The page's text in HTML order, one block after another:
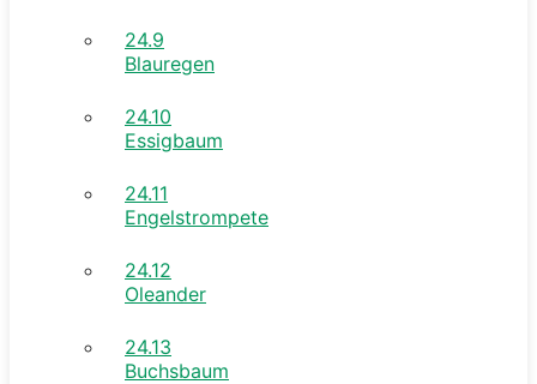
24.9
Blauregen
24.10
Essigbaum
24.11
Engelstrompete
24.12
Oleander
24.13
Buchsbaum